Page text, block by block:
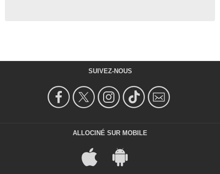
SUIVEZ-NOUS
ALLOCINÉ SUR MOBILE